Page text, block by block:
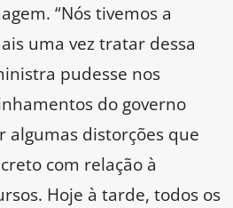
“Nós tivemos a
uma vez tratar dessa
pudesse nos
do governo
algumas distorções que
com relação à
Hoje à tarde, todos os